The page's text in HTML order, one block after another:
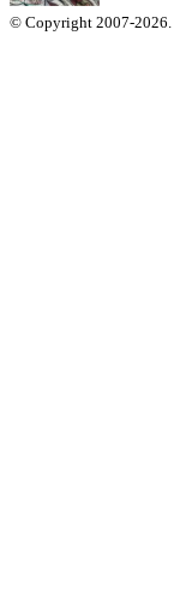
© Copyright 2007-2026.